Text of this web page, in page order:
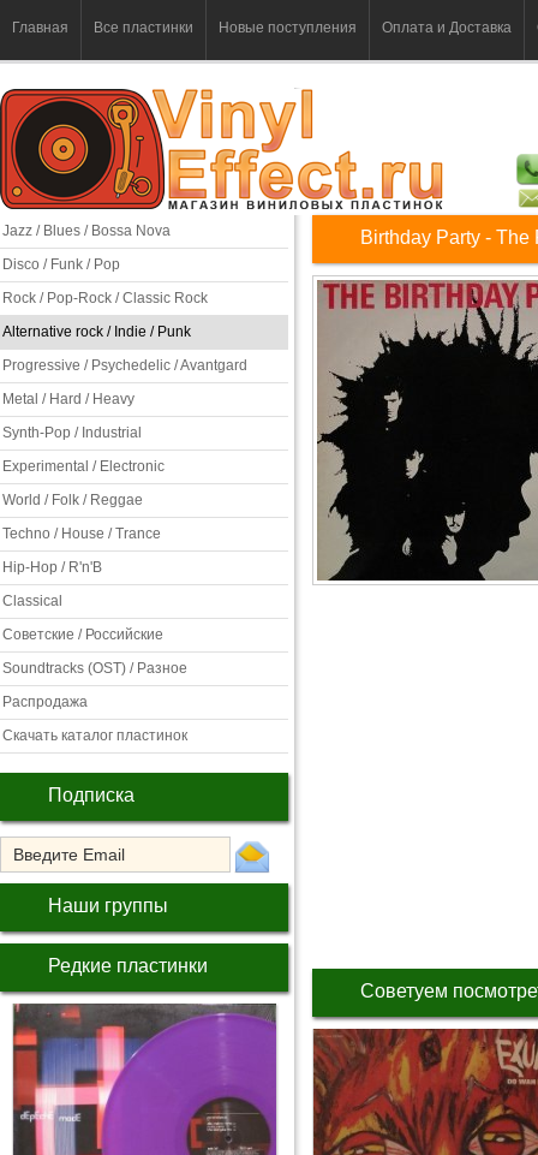
Главная Все пластинки Новые поступления Оплата и Доставка
Jazz / Blues / Bossa Nova
Disco / Funk / Pop
Rock / Pop-Rock / Classic Rock
Alternative rock / Indie / Punk
Progressive / Psychedelic / Avantgard
Metal / Hard / Heavy
Synth-Pop / Industrial
Experimental / Electronic
World / Folk / Reggae
Techno / House / Trance
Hip-Hop / R'n'B
Classical
Советские / Российские
Soundtracks (OST) / Разное
Распродажа
Скачать каталог пластинок
Подписка
Наши группы
Редкие пластинки
Birthday Party - The
Советуем